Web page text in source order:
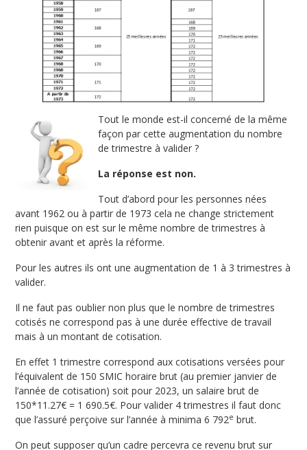
Tout le monde est-il concerné de la même
façon par cette augmentation du nombre
de trimestre à valider ?
La réponse est non.
Tout d’abord pour les personnes nées
avant 1962 ou à partir de 1973 cela ne change strictement
rien puisque on est sur le même nombre de trimestres à
obtenir avant et après la réforme.
Pour les autres ils ont une augmentation de 1 à 3 trimestres à
valider.
Il ne faut pas oublier non plus que le nombre de trimestres
cotisés ne correspond pas à une durée effective de travail
mais à un montant de cotisation.
En effet 1 trimestre correspond aux cotisations versées pour
l’équivalent de 150 SMIC horaire brut (au premier janvier de
l’année de cotisation) soit pour 2023, un salaire brut de
150*11.27€ = 1 690.5€. Pour valider 4 trimestres il faut donc
que l’assuré perçoive sur l’année à minima 6 792e brut.
On peut supposer qu’un cadre percevra ce revenu brut sur